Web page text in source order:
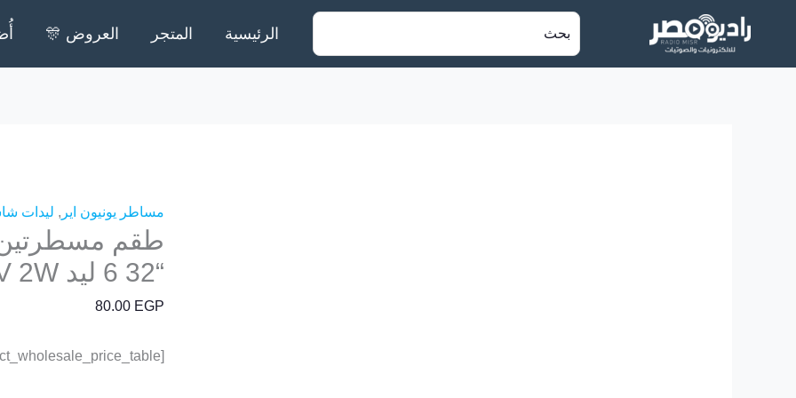
البحث
عن:
الرئيسية المتجر العروض 🎊
مساطر يونيون اير , ليدات
طقم مسطرتين
“32 6 ليد 3V 2W [62.5 سم]
80.00 EGP
[wcj_product_wholesale_price_table]
جولدي
(يونيون
اير)
"32
6
3V